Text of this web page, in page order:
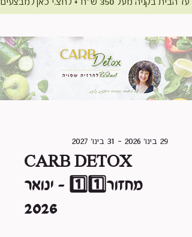
CARB DETOX
מחזור1️⃣1️⃣ - ינואר
2026
29 בינו׳ 2026 - 31 בינו׳ 2027